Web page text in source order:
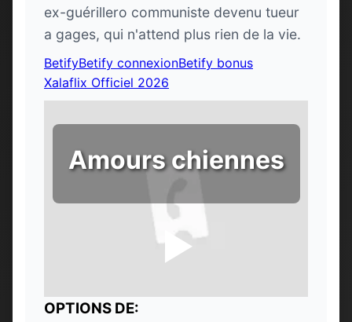
ex-guérillero communiste devenu tueur
a gages, qui n'attend plus rien de la vie.
BetifyBetify connexionBetify bonus
Xalaflix Officiel 2026
Amours chiennes
OPTIONS DE: